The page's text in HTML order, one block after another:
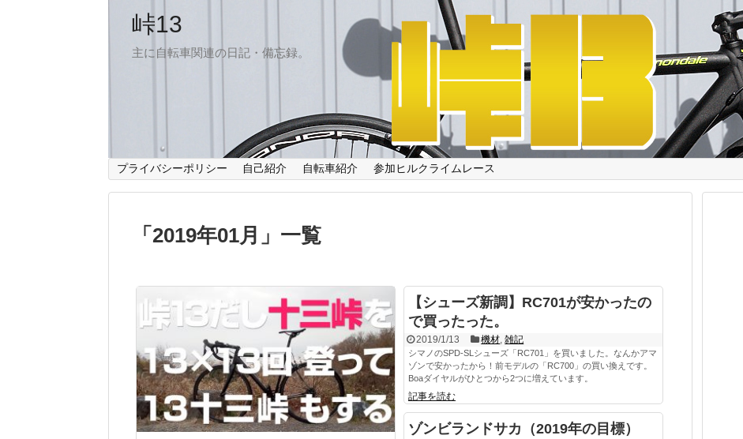
峠13
主に自転車関連の日記・備忘録。
プライバシーポリシー 自己紹介 自転車紹介 参加ヒルクライムレース
「 2019年01月 」 一覧
【シューズ新調】RC701が安かったの
で買ったった。
2019/1/13 機材,雑記
シマノのSPD-SLシューズ「RC701」を買いました。なんかアマ
ゾンで安かったから！前モデルの「RC700」の買い換えです。
Boaダイヤルがひとつから2つに増えています。
記事を読む
ゾンビランドサカ（2019年の目標）